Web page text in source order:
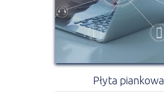
Płyta piankowa